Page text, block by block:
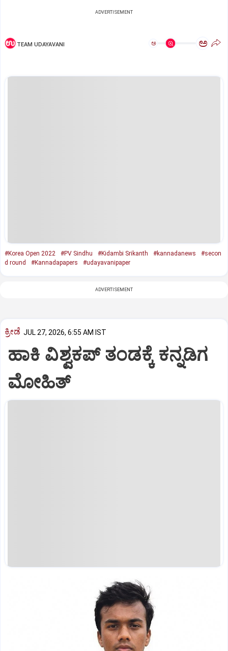
ADVERTISEMENT
TEAM UDAYAVANI ಅ ಅ
#Korea Open 2022 #PV Sindhu #Kidambi Srikanth #kannadanews
#secon
d round
#Kannadapapers #udayavanipaper
ADVERTISEMENT
ಕ್ರೀಡೆ JUL 27, 2026, 6:55 AM IST
ಹಾಕಿ ವಿಶ್ವಕಪ್‌ ತಂಡಕ್ಕೆ ಕನ್ನಡಿಗ
ಮೋಹಿತ್‌